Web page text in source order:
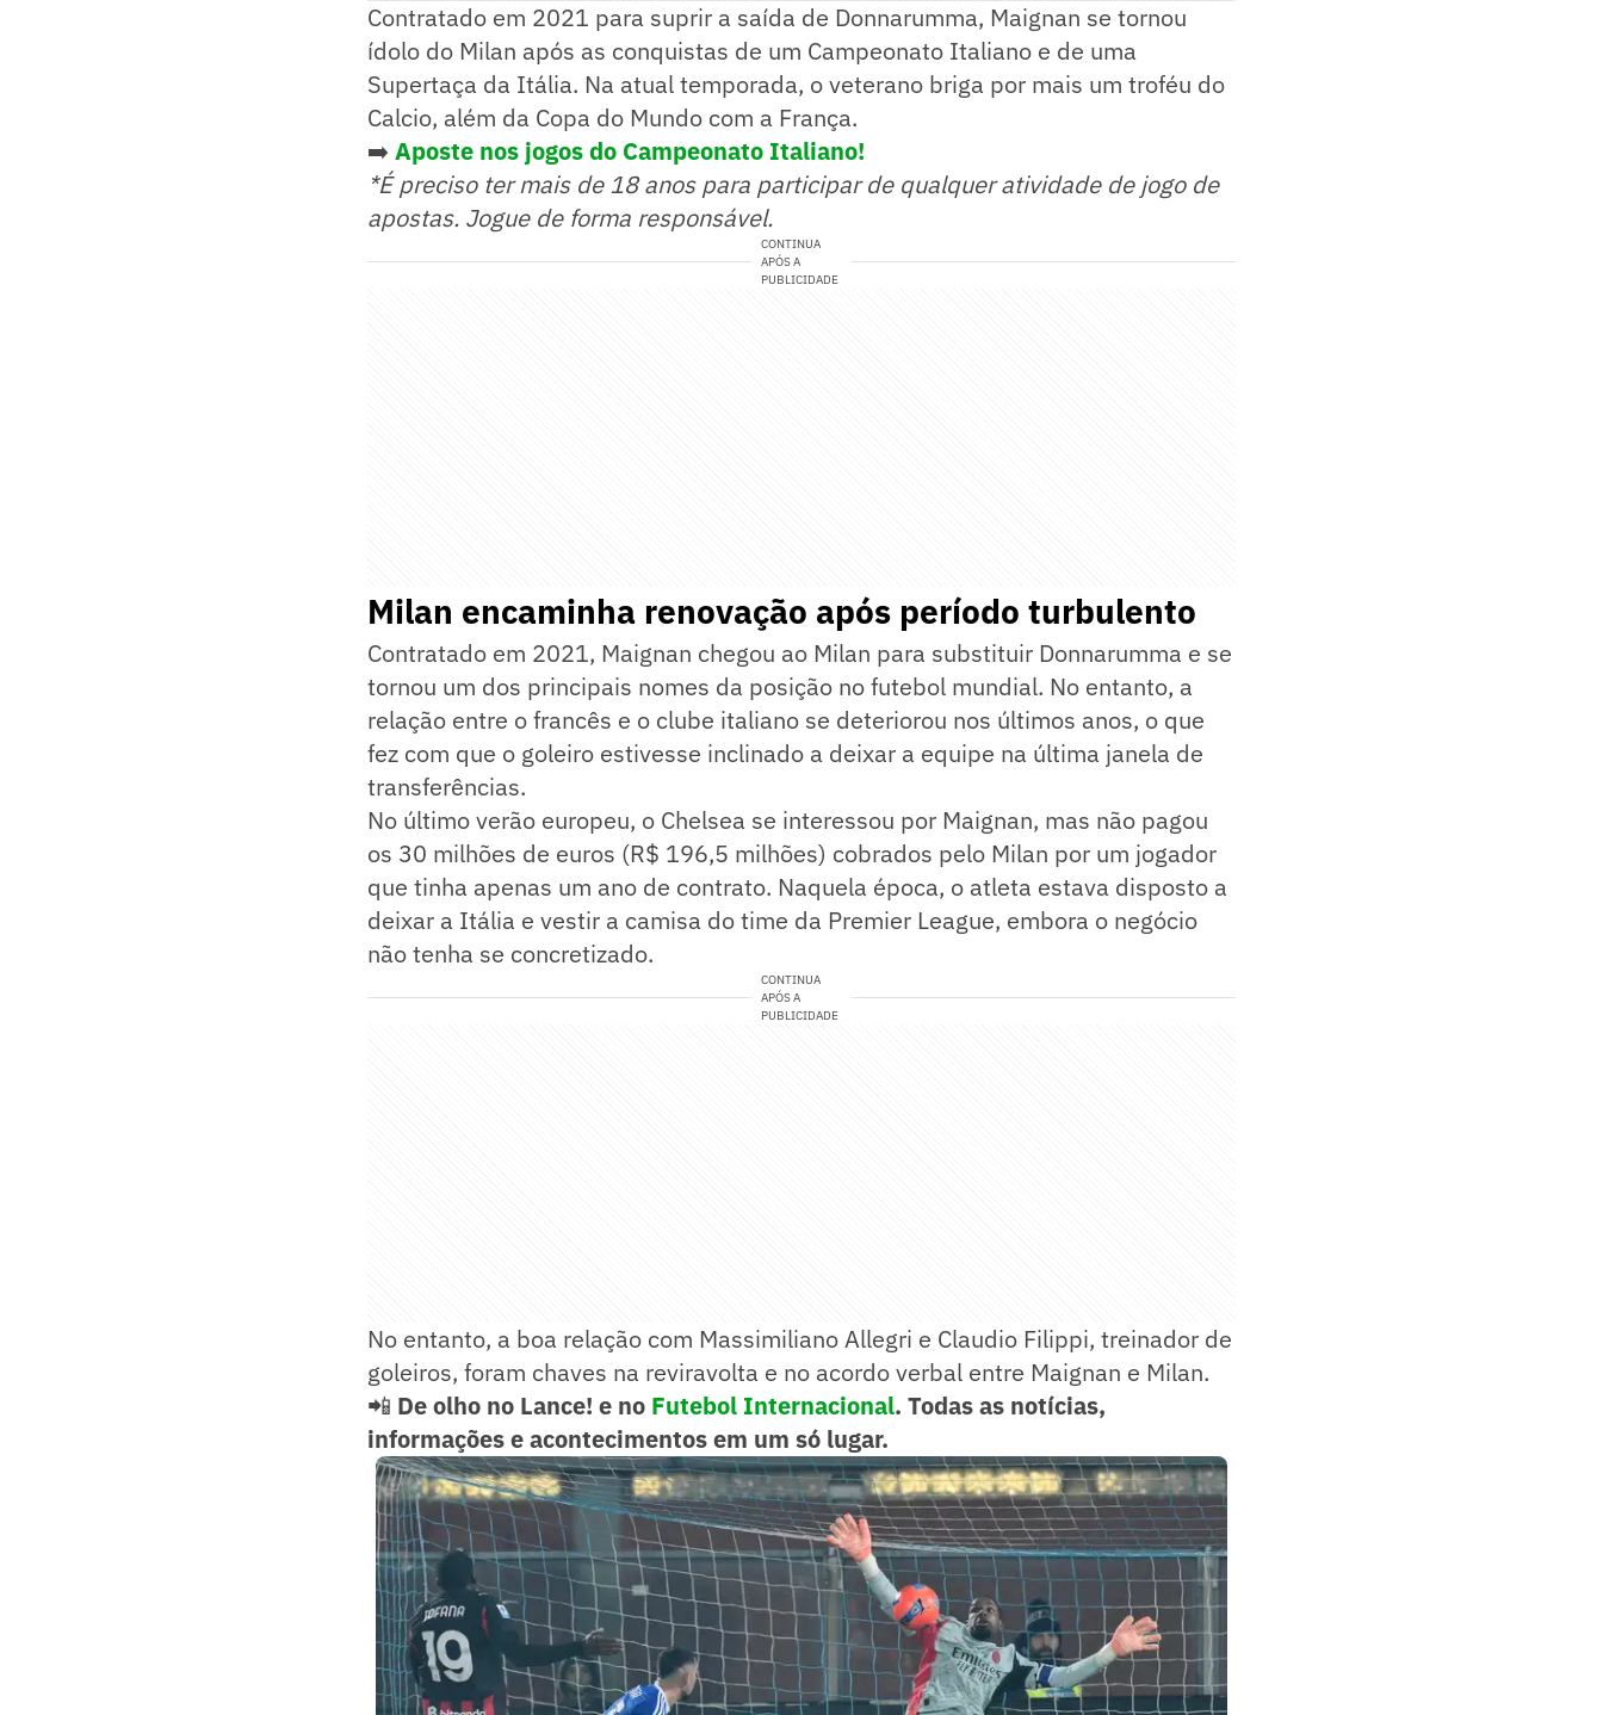
Contratado em 2021 para suprir a saída de Donnarumma, Maignan se tornou
ídolo do Milan após as conquistas de um Campeonato Italiano e de uma
Supertaça da Itália. Na atual temporada, o veterano briga por mais um troféu do
Calcio, além da Copa do Mundo com a França.
➡️ Aposte nos jogos do Campeonato Italiano!
*É preciso ter mais de 18 anos para participar de qualquer atividade de jogo de
apostas. Jogue de forma responsável.
CONTINUA
APÓS A
PUBLICIDADE
Milan encaminha renovação após período turbulento
Contratado em 2021, Maignan chegou ao Milan para substituir Donnarumma e se
tornou um dos principais nomes da posição no futebol mundial. No entanto, a
relação entre o francês e o clube italiano se deteriorou nos últimos anos, o que
fez com que o goleiro estivesse inclinado a deixar a equipe na última janela de
transferências.
No último verão europeu, o Chelsea se interessou por Maignan, mas não pagou
os 30 milhões de euros (R$ 196,5 milhões) cobrados pelo Milan por um jogador
que tinha apenas um ano de contrato. Naquela época, o atleta estava disposto a
deixar a Itália e vestir a camisa do time da Premier League, embora o negócio
não tenha se concretizado.
CONTINUA
APÓS A
PUBLICIDADE
No entanto, a boa relação com Massimiliano Allegri e Claudio Filippi, treinador de
goleiros, foram chaves na reviravolta e no acordo verbal entre Maignan e Milan.
📲 De olho no Lance! e no Futebol Internacional. Todas as notícias,
informações e acontecimentos em um só lugar.